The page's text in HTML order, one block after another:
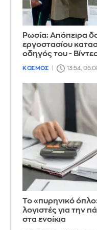
Ρωσία: Απόπειρα
εργοστασίου
οδηγός του -
ΚΟΣΜΟΣ 13:54,
Το «πυρηνικό
λογιστές για την
στα ενοίκια